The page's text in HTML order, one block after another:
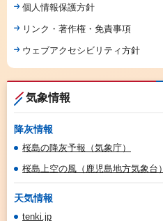
個人情報保護方針
リンク・著作権・免責事項
ウェブアクセシビリティ方針
気象情報
降灰情報
桜島の降灰予報（気象庁）
桜島上空の風（鹿児島地方気象台）
天気情報
tenki.jp